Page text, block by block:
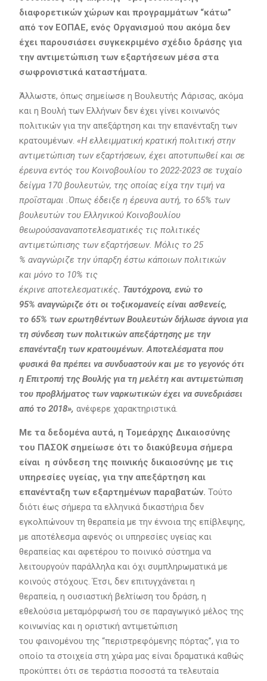
διαφορετικών χώρων και προγραμμάτων “κάτω”
από τον ΕΟΠΑΕ, ενός Οργανισμού που ακόμα δεν
έχει παρουσιάσει συγκεκριμένο σχέδιο δράσης για
την αντιμετώπιση των εξαρτήσεων μέσα στα
σωφρονιστικά καταστήματα.
Άλλωστε, όπως σημείωσε η Βουλευτής Λάρισας, ακόμα
και η Βουλή των Ελλήνων δεν έχει γίνει κοινωνός
πολιτικών για την απεξάρτηση και την επανένταξη των
κρατουμένων. «Η ελλειμματική κρατική πολιτική στην
αντιμετώπιση των εξαρτήσεων, έχει αποτυπωθεί και σε
έρευνα εντός του Κοινοβουλίου το 2022-2023 σε τυχαίο
δείγμα 170 βουλευτών, της οποίας είχα την τιμή να
προΐσταμαι .Όπως έδειξε η έρευνα αυτή, το 65% των
βουλευτών του Ελληνικού Κοινοβουλίου
θεωρούσαναναποτελεσματικές τις πολιτικές
αντιμετώπισης των εξαρτήσεων. Μόλις το 25
% αναγνώριζε την ύπαρξη έστω κάποιων πολιτικών
και μόνο το 10% τις
έκρινε αποτελεσματικές. Ταυτόχρονα, ενώ το
95% αναγνώριζε ότι οι τοξικομανείς είναι ασθενείς,
το 65% των ερωτηθέντων Βουλευτών δήλωσε άγνοια για
τη σύνδεση των πολιτικών απεξάρτησης με την
επανένταξη των κρατουμένων. Αποτελέσματα που
φυσικά θα πρέπει να συνδυαστούν και με το γεγονός ότι
η Επιτροπή της Βουλής για τη μελέτη και αντιμετώπιση
του προβλήματος των ναρκωτικών έχει να συνεδριάσει
από το 2018», ανέφερε χαρακτηριστικά.
Με τα δεδομένα αυτά, η Τομεάρχης Δικαιοσύνης
του ΠΑΣΟΚ σημείωσε ότι το διακύβευμα σήμερα
είναι η σύνδεση της ποινικής δικαιοσύνης με τις
υπηρεσίες υγείας, για την απεξάρτηση και
επανένταξη των εξαρτημένων παραβατών. Τούτο
διότι έως σήμερα τα ελληνικά δικαστήρια δεν
εγκολπώνουν τη θεραπεία με την έννοια της επίβλεψης,
με αποτέλεσμα αφενός οι υπηρεσίες υγείας και
θεραπείας και αφετέρου το ποινικό σύστημα να
λειτουργούν παράλληλα και όχι συμπληρωματικά με
κοινούς στόχους. Έτσι, δεν επιτυγχάνεται η
θεραπεία, η ουσιαστική βελτίωση του δράση, η
εθελούσια μεταμόρφωσή του σε παραγωγικό μέλος της
κοινωνίας και η οριστική αντιμετώπιση
του φαινομένου της “περιστρεφόμενης πόρτας”, για το
οποίο τα στοιχεία στη χώρα μας είναι δραματικά καθώς
προκύπτει ότι σε τεράστια ποσοστά τα τελευταία